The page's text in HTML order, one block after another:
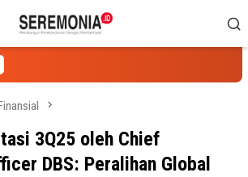
3Q25 oleh Chief
DBS: Peralihan Global